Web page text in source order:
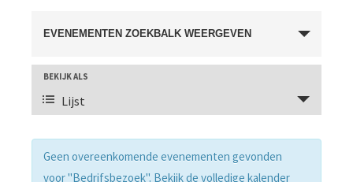
Evenementen
Zoeken
en
weergeven
navigatie
EVENEMENTEN ZOEKBALK WEERGEVEN
Evenement
weergaven
navigatie
BEKIJK ALS
Lijst
Geen overeenkomende evenementen gevonden
voor "Bedrjfsbezoek". Bekijk de volledige kalender